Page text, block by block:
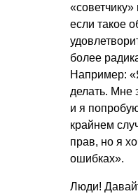
если такое
более
Например:
делать. Мне
и я
крайнем
прав, но я
ошибках».
Люди!